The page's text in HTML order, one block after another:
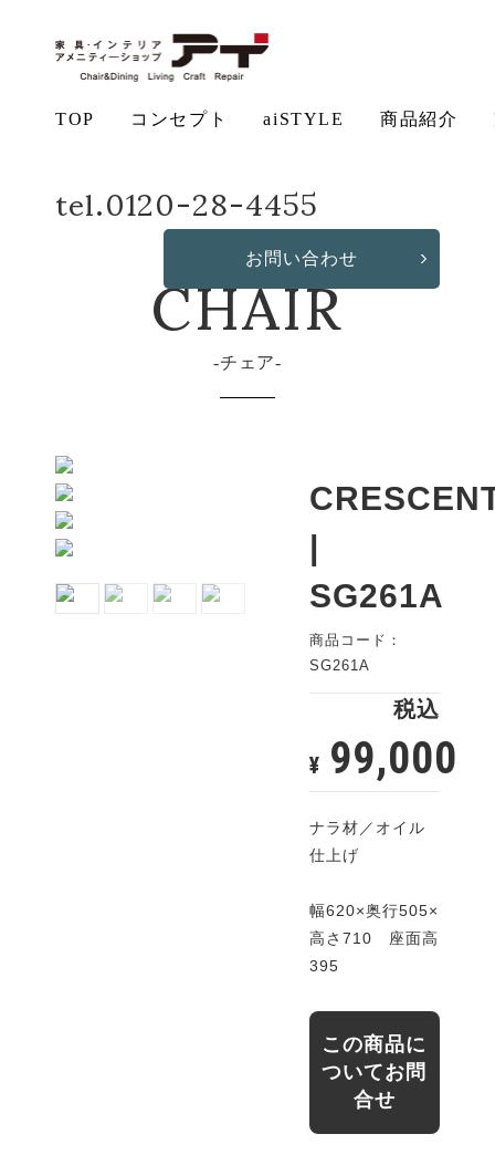
TOP コンセプト
無垢
お手入れ 保証につ
aiSTYLE
コー
商品紹介
テー
ソフ
ベッ
ド
デス
ク
作・オリ その他の
tel.0120-28-4455
お問い合わせ
CHAIR
チェア
SG261A
商品コード：
SG261A
税込
¥ 99,000
ナラ材／オイル
仕上げ
幅620×奥行505×
高さ710 座面高
395
この商品に
ついてお問
合せ